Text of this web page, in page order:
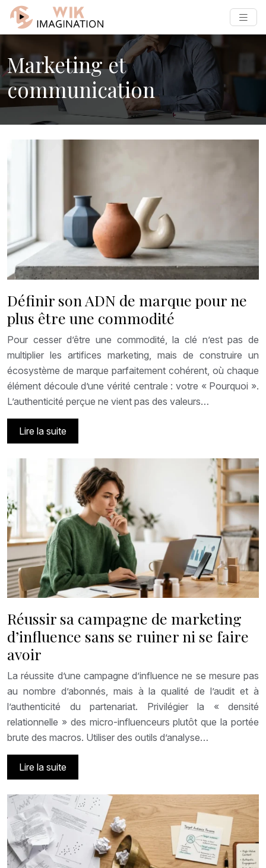
Marketing et
communication
Définir son ADN de marque pour ne
plus être une commodité
Pour cesser d’être une commodité, la clé n’est pas de
multiplier les artifices marketing, mais de construire un
écosystème de marque parfaitement cohérent, où chaque
élément découle d’une vérité centrale : votre « Pourquoi ».
L’authenticité perçue ne vient pas des valeurs…
Lire la suite
Réussir sa campagne de marketing
d’influence sans se ruiner ni se faire
avoir
La réussite d’une campagne d’influence ne se mesure pas
au nombre d’abonnés, mais à la qualité de l’audit et à
l’authenticité du partenariat. Privilégier la « densité
relationnelle » des micro-influenceurs plutôt que la portée
brute des macros. Utiliser des outils d’analyse…
Lire la suite